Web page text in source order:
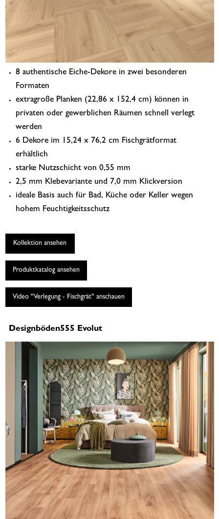
8 authentische Eiche-Dekore in zwei besonderen
Formaten
extragroße Planken (22,86 x 152,4 cm) können in
privaten oder gewerblichen Räumen schnell verlegt
werden
6 Dekore im 15,24 x 76,2 cm Fischgrätformat
erhältlich
starke Nutzschicht von 0,55 mm
2,5 mm Klebevariante und 7,0 mm Klickversion
ideale Basis auch für Bad, Küche oder Keller wegen
hohem Feuchtigkeitsschutz
Kollektion ansehen
Produktkatalog ansehen
Video ''Verlegung - Fischgrät'' anschauen
Designböden555 Evolut